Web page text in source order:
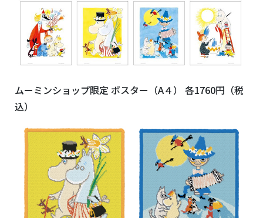
ムーミンショップ限定 ポスター（A４） 各1760円（税
込）